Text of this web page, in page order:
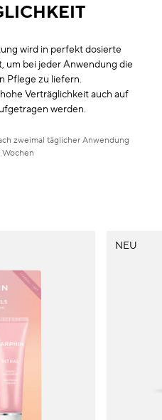
wird in perfekt dosierte
um bei jeder Anwendung die
Pflege zu liefern.
Verträglichkeit auch auf
werden.
zweimal täglicher Anwendung
Wochen
NEU